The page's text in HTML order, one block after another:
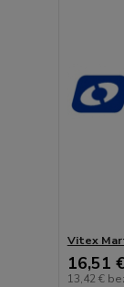
Vitex
16,51 €
13,42 €